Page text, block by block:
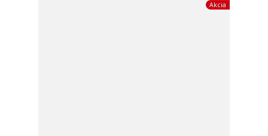
Akcia